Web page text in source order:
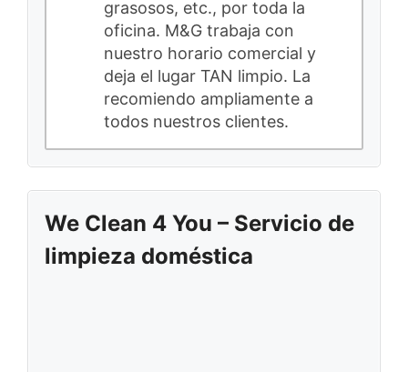
grasosos, etc., por toda la
oficina. M&G trabaja con
nuestro horario comercial y
deja el lugar TAN limpio. La
recomiendo ampliamente a
todos nuestros clientes.
We Clean 4 You – Servicio de
limpieza doméstica